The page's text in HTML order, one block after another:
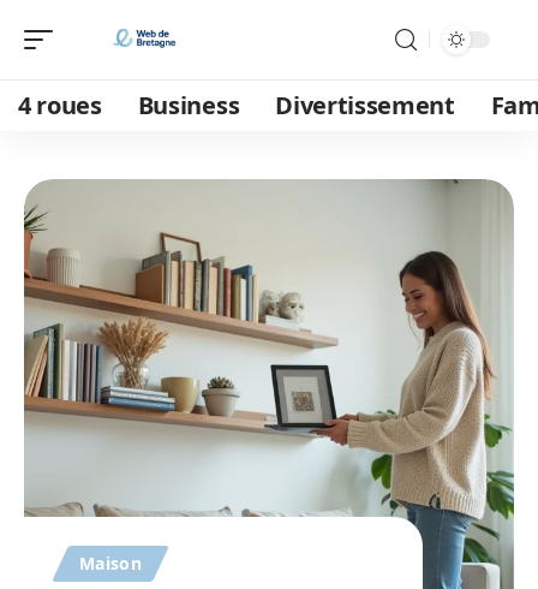
4 roues Business Divertissement
Maison